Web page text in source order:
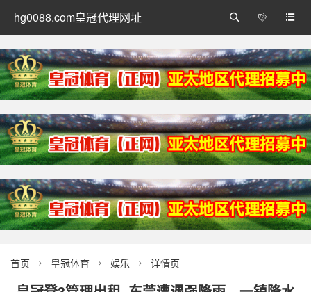
hg0088.com皇冠代理网址 


首页  皇冠体育  娱乐  详情页